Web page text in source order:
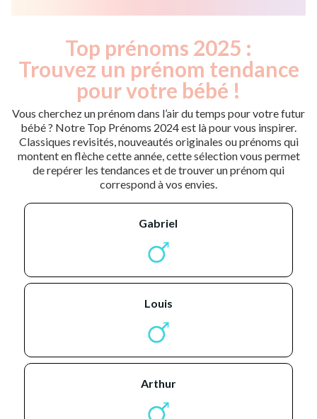
Top prénoms 2025 :
Trouvez un prénom tendance
pour votre bébé !
Vous cherchez un prénom dans l’air du temps pour votre futur
bébé ? Notre Top Prénoms 2024 est là pour vous inspirer.
Classiques revisités, nouveautés originales ou prénoms qui
montent en flèche cette année, cette sélection vous permet
de repérer les tendances et de trouver un prénom qui
correspond à vos envies.
gabriel
louis
arthur